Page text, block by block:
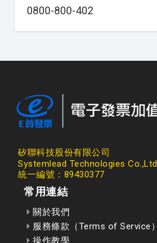
0800-800-402
矽聯科技股份有限公司
Systemlead Technologies Co.,Ltd
統一編號：89430377
常用連結
關於我們
服務條款（Terms of Service）
操作教學